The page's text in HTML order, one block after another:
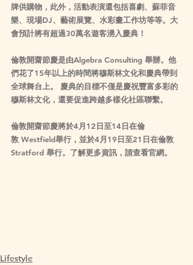
牌供購物，此外，活動表演還包括喜劇、蘇菲音
樂、現場DJ、藝術展覽、水彩畫工作坊等等。大
會預計將有超過30萬名遊客湧入慶典！
倫敦開齋節慶是由Algebra Consulting 舉辦。他
們花了15年以上的時間將穆斯林文化和慶典帶到
全球舞台上。 慶典的目標不僅是慶祝豐富多彩的
穆斯林文化，還要促進跨越多樣化社區聯繫。
倫敦開齋節慶將於4月12日至14日在倫
敦 Westfield舉行，並於4月19日至21日在倫敦
Stratford 舉行。了解更多資訊，請查看官網。
Lifestyle